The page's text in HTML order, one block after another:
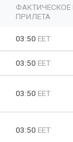
ФАКТИЧЕСКОЕ
ПРИЛЕТА
03:50 EET
03:50 EET
03:50 EET
03:50 EET